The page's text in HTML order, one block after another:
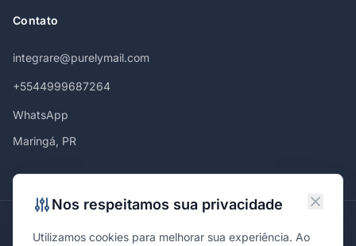
Contato
integrare@purelymail.com
+5544999687264
WhatsApp
Maringá, PR
Nos respeitamos sua privacidade
Utilizamos cookies para melhorar sua experiência. Ao